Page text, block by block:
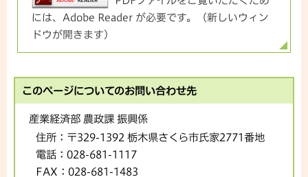
には、Adobe Reader が必要です。（新しいウィン
ドウが開きます）
このページについてのお問い合わせ先
産業経済部 農政課 振興係
住所： 〒329-1392 栃木県さくら市氏家2771番地
電話： 028-681-1117
FAX： 028-681-1483